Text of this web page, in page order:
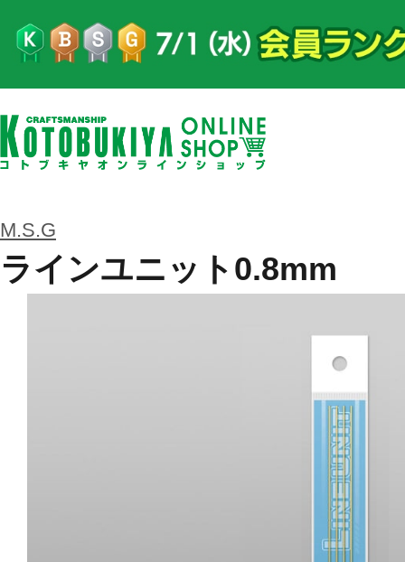
M.S.G
ラインユニット0.8mm